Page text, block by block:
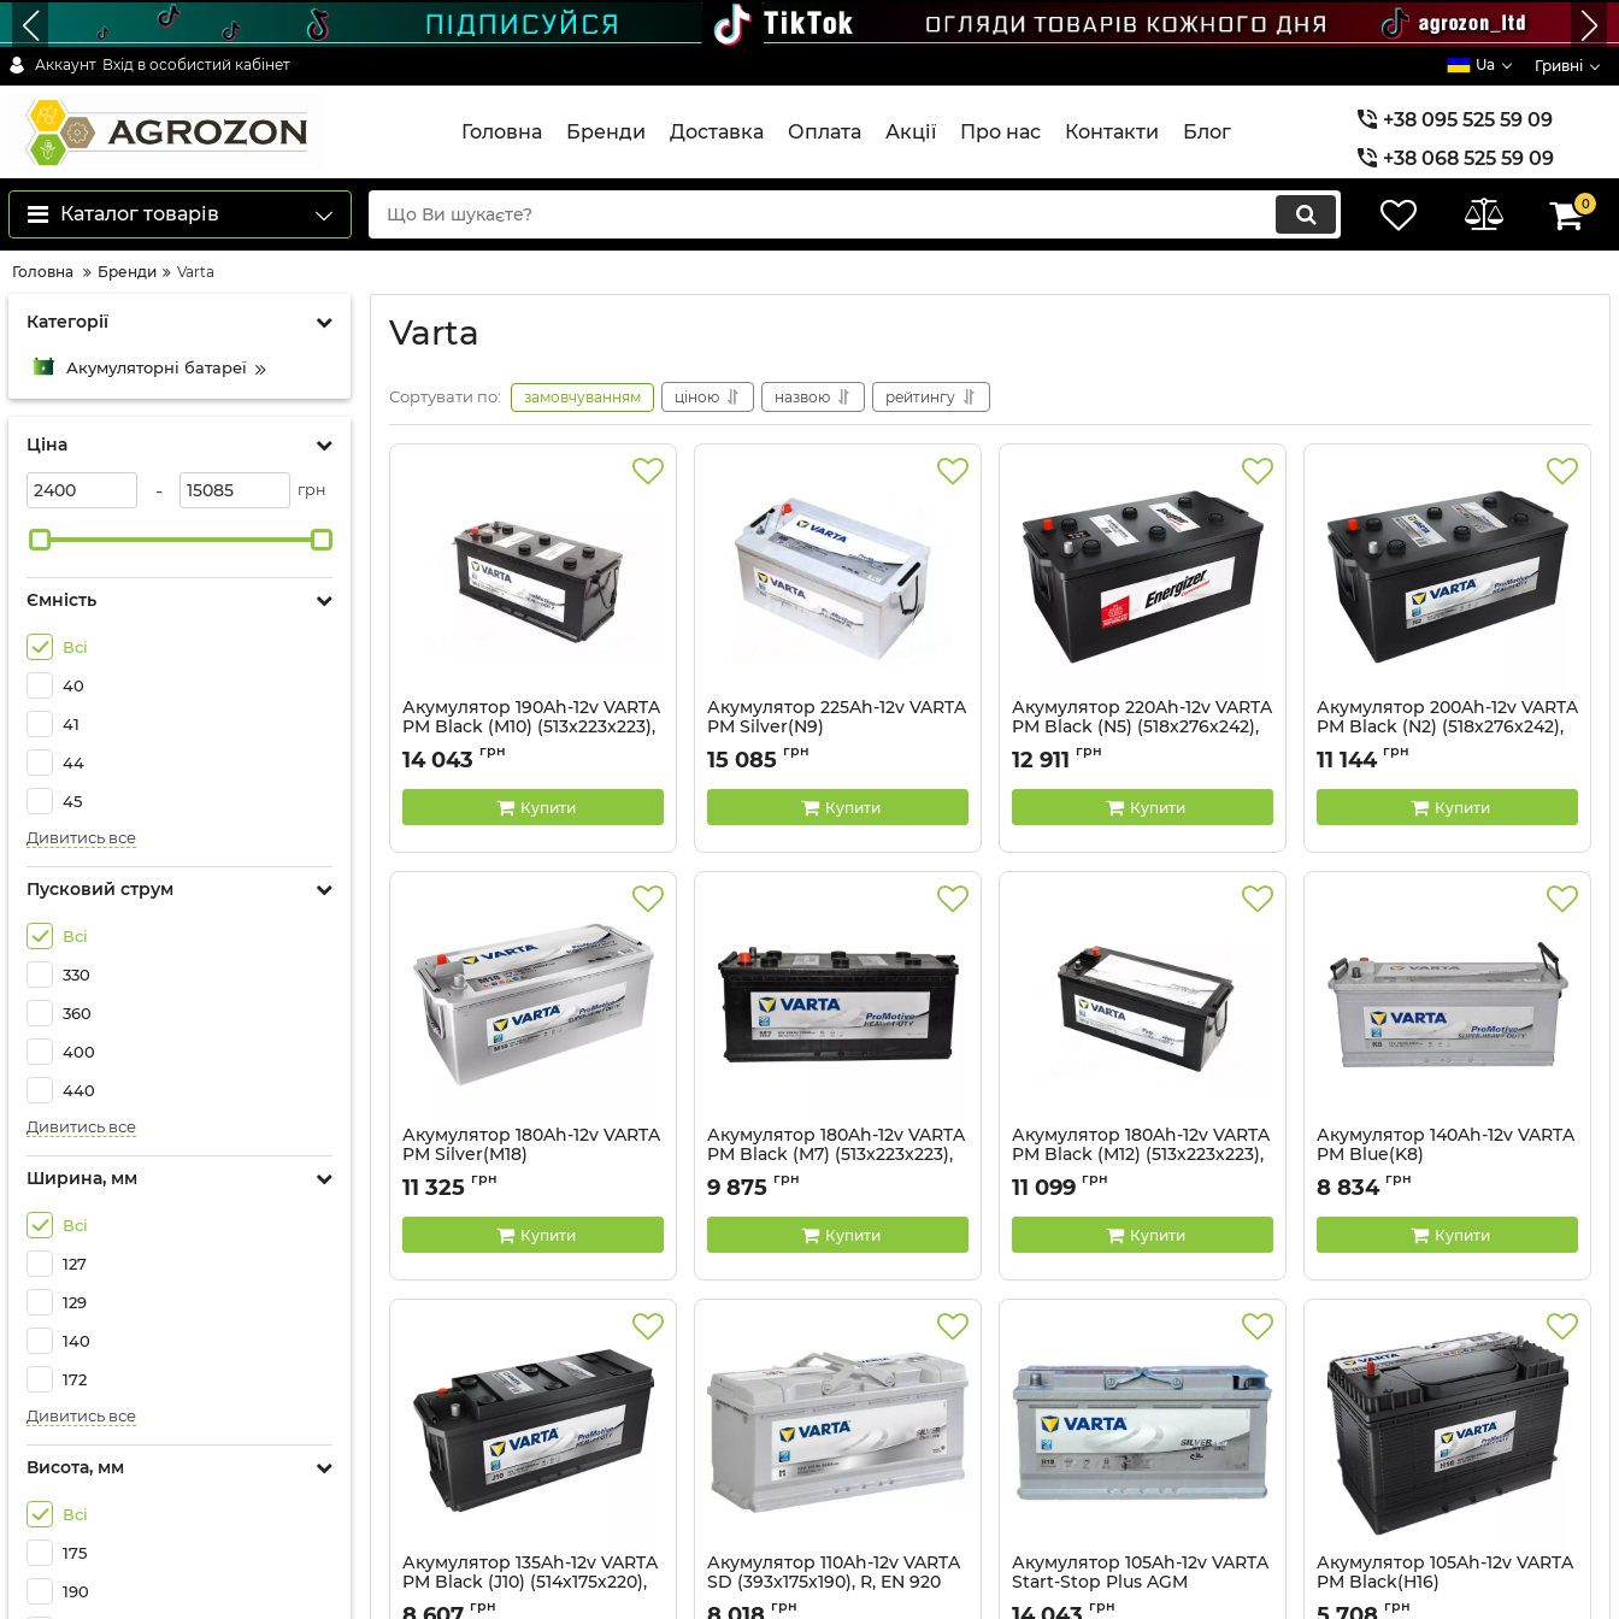
Аккаунт Вхід в особистий кабінет Ua Гривні
Головна Бренди Доставка Оплата Акції Про нас Контакти Блог
+38 095 525 59 09
+38 068 525 59 09
+38 073 525 59 09
Каталог товарів 0
Головна Бренди Varta
Категорії
Акумуляторні батареї
Ціна
- грн
Ємність
Всі
40
41
44
45
Дивитись все
Пусковий струм
Всі
330
360
400
440
Дивитись все
Ширина, мм
Всі
127
129
140
172
Дивитись все
Висота, мм
Всі
175
190
Varta
Сортувати по: замовчуванням ціною назвою рейтингу
Акумулятор 190Ah-12v VARTA
PM Black (M10) (513x223x223),
полярність пряма (4), EN1200
Артикул: 690 033 120
14 043 грн
Купити
Акумулятор 225Ah-12v VARTA
PM Silver(N9)
(518x276x242),полярність
зворотна (3),EN1150
Артикул: 5237100
15 085 грн
Купити
Акумулятор 220Ah-12v VARTA
PM Black (N5) (518х276х242),
полярність зворотна (3),
EN1150
Артикул: 5237248
12 911 грн
Купити
Акумулятор 200Ah-12v VARTA
PM Black (N2) (518х276х242),
полярність зворотна (3),
EN1050
Артикул: 5237102
11 144 грн
Купити
Акумулятор 180Ah-12v VARTA
PM Silver(M18)
(513x223x223),полярність
зворотна (3),EN1000
Артикул: 523792
11 325 грн
Купити
Акумулятор 180Ah-12v VARTA
PM Black (M7) (513x223x223),
полярність пряма (4), EN1100
Артикул:
9 875 грн
Купити
Акумулятор 180Ah-12v VARTA
PM Black (M12) (513х223х223),
полярність зворотна (3),
EN1400
Артикул: 680 011 140
11 099 грн
Купити
Акумулятор 140Ah-12v VARTA
PM Blue(K8)
(513x189x223),полярність
зворотна (3),EN800
Артикул: 640 400 080
8 834 грн
Купити
Акумулятор 135Ah-12v VARTA
PM Black (J10) (514х175х220),
полярність зворотна (3) L,
грн
Акумулятор 110Ah-12v VARTA
SD (393x175x190), R, EN 920
Артикул: 5237301323
грн
Акумулятор 105Ah-12v VARTA
Start-Stop Plus AGM
(394х175х190), R, EN 950
грн
Акумулятор 105Ah-12v VARTA
PM Black(H16)
(330x172x240),L,EN800 клеми
грн